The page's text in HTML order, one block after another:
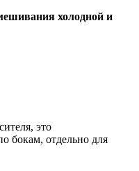
холодной и
это
бокам, отдельно для